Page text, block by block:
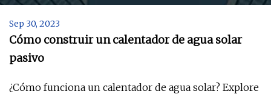
Sep 30, 2023
Cómo construir un calentador de agua solar
pasivo
¿Cómo funciona un calentador de agua solar? Explore